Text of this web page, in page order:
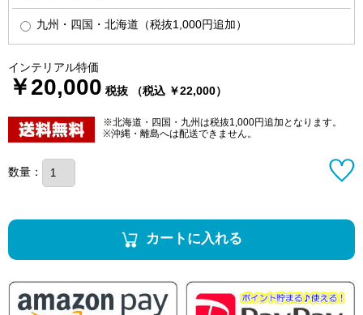
九州・四国・北海道（税抜1,000円追加）
インテリアル特価
￥20,000 税抜 （税込 ￥22,000）
※北海道・四国・九州は税抜1,000円追加となります。
※沖縄・離島へは配送できません。
数量：
カートに入れる